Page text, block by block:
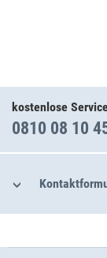
kostenlose
0810 08 10